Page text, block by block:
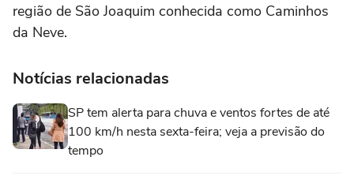
região de São Joaquim conhecida como Caminhos
da Neve.
Notícias relacionadas
SP tem alerta para chuva e ventos fortes de até
100 km/h nesta sexta-feira; veja a previsão do
tempo